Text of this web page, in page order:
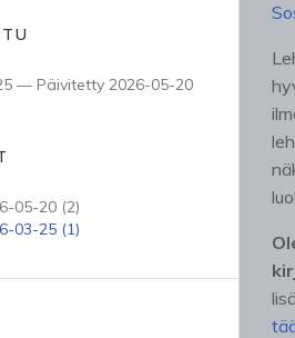
— Päivitetty 2026-05-20
05-20 (2)
03-25 (1)